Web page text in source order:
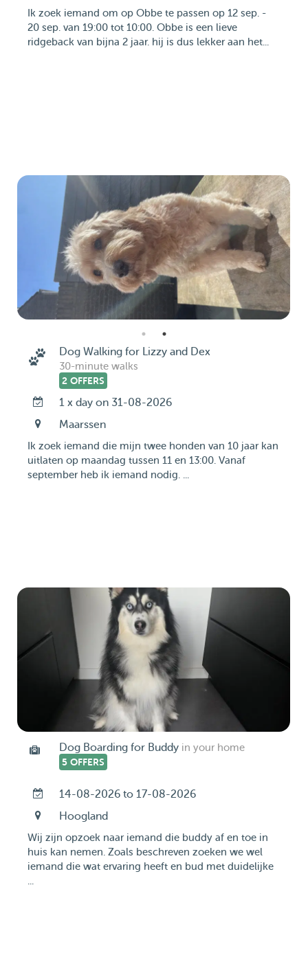
Ik zoek iemand om op Obbe te passen op 12 sep. -
20 sep. van 19:00 tot 10:00. Obbe is een lieve
ridgeback van bijna 2 jaar. hij is dus lekker aan het...
Dog Walking for Lizzy and Dex
30-minute walks
2 OFFERS
1 x day on 31-08-2026
Maarssen
Ik zoek iemand die mijn twee honden van 10 jaar kan
uitlaten op maandag tussen 11 en 13:00. Vanaf
september heb ik iemand nodig. ...
Dog Boarding for Buddy in your home
5 OFFERS
14-08-2026 to 17-08-2026
Hoogland
Wij zijn opzoek naar iemand die buddy af en toe in
huis kan nemen. Zoals beschreven zoeken we wel
iemand die wat ervaring heeft en bud met duidelijke
...